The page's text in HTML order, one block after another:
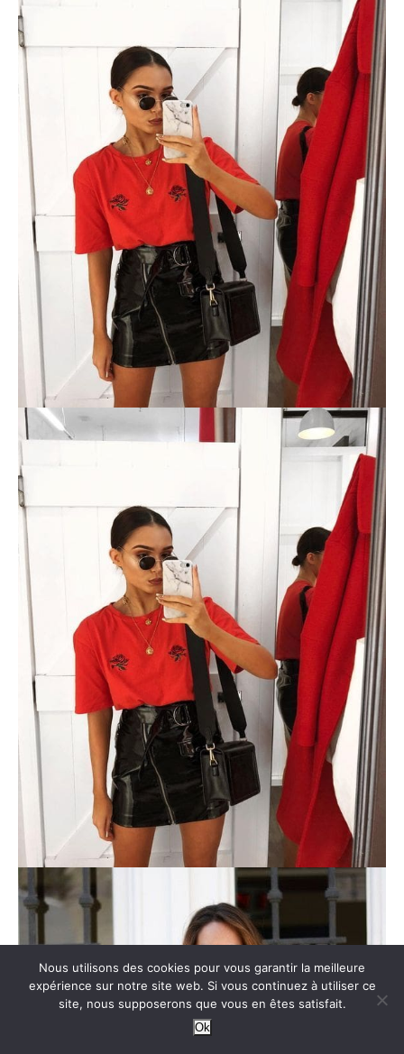
Nous utilisons des cookies pour vous garantir la meilleure
expérience sur notre site web. Si vous continuez à utiliser ce
site, nous supposerons que vous en êtes satisfait.
Ok